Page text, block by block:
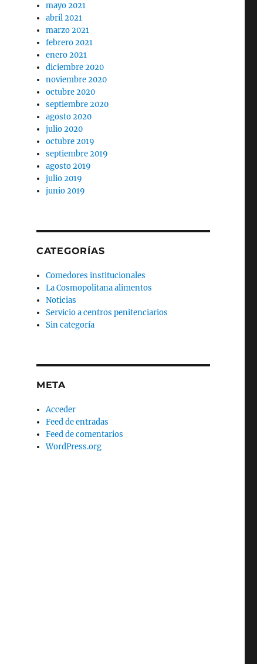
mayo 2021
abril 2021
marzo 2021
febrero 2021
enero 2021
diciembre 2020
noviembre 2020
octubre 2020
septiembre 2020
agosto 2020
julio 2020
octubre 2019
septiembre 2019
agosto 2019
julio 2019
junio 2019
CATEGORÍAS
Comedores institucionales
La Cosmopolitana alimentos
Noticias
Servicio a centros penitenciarios
Sin categoría
META
Acceder
Feed de entradas
Feed de comentarios
WordPress.org